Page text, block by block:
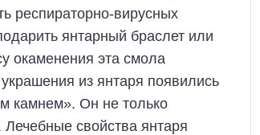
респираторно-вирусных
янтарный браслет или
окаменения эта смола
из янтаря появились
камнем». Он не только
свойства янтаря